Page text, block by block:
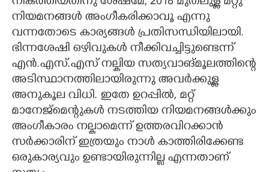
നിയമനങ്ങൾ അംഗീകരിക്കാവൂ എന്നു
വന്നതോടെ കാര്യങ്ങൾ പ്രതിസന്ധിയിലായി.
ഭിന്നശേഷി ഒഴിവുകൾ നീക്കിവച്ചിട്ടുണ്ടെന്ന്
എൻ.എസ്.എസ് നല്കിയ സത്യവാങ്മൂലത്തിന്റെ
അടിസ്ഥാനത്തിലായിരുന്നു അവർക്കുള്ള
അനുകൂല വിധി. ഇതേ ഉറപ്പിൽ,​ മറ്റ്
മാനേജ്മെന്റുകൾ നടത്തിയ നിയമനങ്ങൾക്കും
അംഗീകാരം നല്കാമെന്ന് ഉത്തരവിറക്കാൻ
സർക്കാരിന് ഇത്രയും നാൾ കാത്തിരിക്കേണ്ട
ഒരുകാര്യവും ഉണ്ടായിരുന്നില്ല എന്നതാണ്